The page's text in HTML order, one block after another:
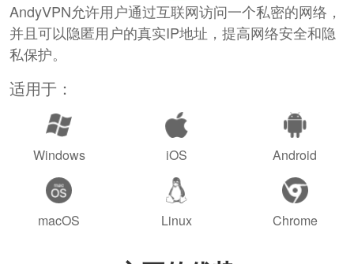
AndyVPN允许用户通过互联网访问一个私密的网络，
并且可以隐匿用户的真实IP地址，提高网络安全和隐
私保护。
适用于：
Windows iOS Android
macOS Linux Chrome